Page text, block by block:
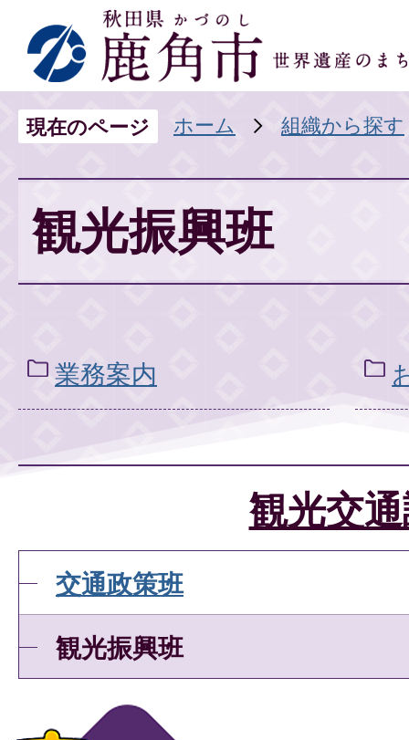
現在のページ ホーム 組織から探す
観光振興班
業務案内
観光交
交通政策班
観光振興班